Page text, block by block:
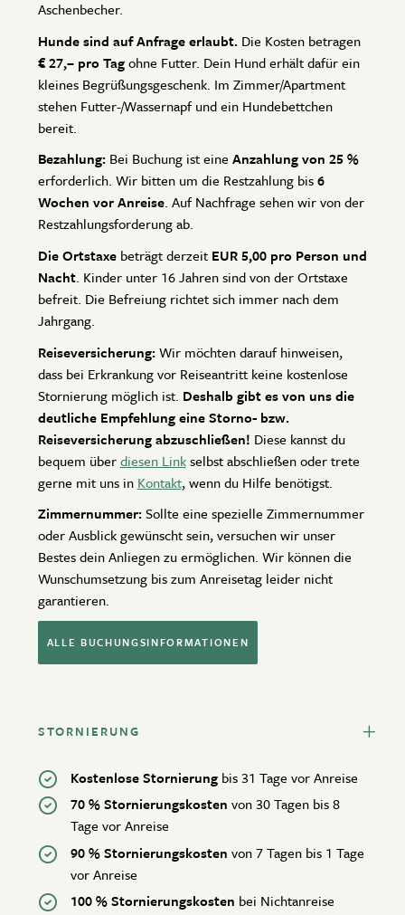
Aschenbecher.
Hunde sind auf Anfrage erlaubt.Die Kosten betragen
€ 27,– pro Tagohne Futter. Dein Hund erhält dafür ein
kleines Begrüßungsgeschenk. Im Zimmer/Apartment
stehen Futter-/Wassernapf und ein Hundebettchen
bereit.
Bezahlung:Bei Buchung ist eine Anzahlung von 25 %
erforderlich. Wir bitten um die Restzahlung bis6
Wochen vor Anreise. Auf Nachfrage sehen wir von der
Restzahlungsforderung ab.
Die Ortstaxebeträgt derzeit EUR 5,00 pro Person und
Nacht. Kinder unter 16 Jahren sind von der Ortstaxe
befreit. Die Befreiung richtet sich immer nach dem
Jahrgang.
Reiseversicherung:Wir möchten darauf hinweisen,
dass bei Erkrankung vor Reiseantritt keine kostenlose
Stornierung möglich ist. Deshalb gibt es von uns die
deutliche Empfehlung eine Storno- bzw.
Reiseversicherung abzuschließen! Diese kannst du
bequem überdiesen Linkselbst abschließen oder trete
gerne mit uns in Kontakt, wenn du Hilfe benötigst.
Zimmernummer: Sollte eine spezielle Zimmernummer
oder Ausblick gewünscht sein, versuchen wir unser
Bestes dein Anliegen zu ermöglichen. Wir können die
Wunschumsetzung bis zum Anreisetag leider nicht
garantieren.
ALLE BUCHUNGSINFORMATIONEN
STORNIERUNG
Kostenlose Stornierungbis 31 Tage vor Anreise
70 % Stornierungskosten von 30 Tagen bis 8
Tage vor Anreise
90 % Stornierungskosten von 7 Tagen bis 1 Tage
vor Anreise
100 % Stornierungskosten bei Nichtanreise